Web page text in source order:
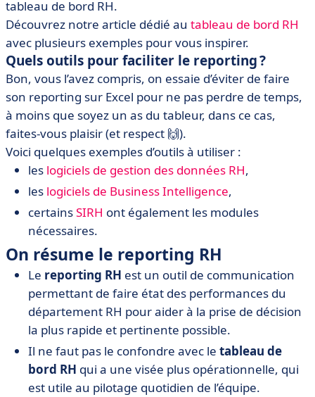
tableau de bord RH.
Découvrez notre article dédié au tableau de bord RH
avec plusieurs exemples pour vous inspirer.
Quels outils pour faciliter le reporting ?
Bon, vous l’avez compris, on essaie d’éviter de faire
son reporting sur Excel pour ne pas perdre de temps,
à moins que soyez un as du tableur, dans ce cas,
faites-vous plaisir (et respect 🙌).
Voici quelques exemples d’outils à utiliser :
les logiciels de gestion des données RH,
les logiciels de Business Intelligence,
certainsSIRH ont également les modules
nécessaires.
On résume le reporting RH
Le reporting RH est un outil de communication
permettant de faire état des performances du
département RH pour aider à la prise de décision
la plus rapide et pertinente possible.
Il ne faut pas le confondre avec le tableau de
bord RH qui a une visée plus opérationnelle, qui
est utile au pilotage quotidien de l’équipe.